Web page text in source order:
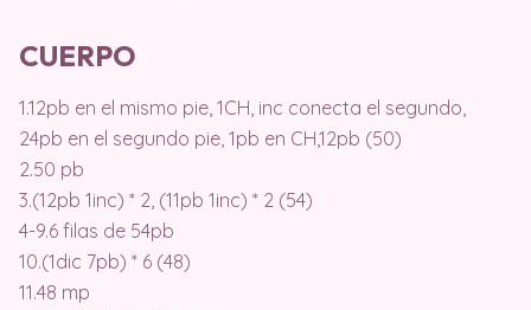
CUERPO
1.12pb en el mismo pie, 1CH, inc conecta el segundo,
24pb en el segundo pie, 1pb en CH,12pb (50)
2.50 pb
3.(12pb 1inc) * 2, (11pb 1inc) * 2 (54)
4-9.6 filas de 54pb
10.(1dic 7pb) * 6 (48)
11.48 mp